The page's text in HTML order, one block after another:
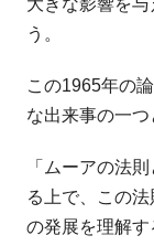
大きな影響を
う。
この1965年の
な出来事の一つ
「ムーアの法
る上で、この
の発展を理解